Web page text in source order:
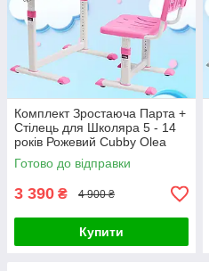
Комплект Зростаюча Парта +
Стілець для Школяра 5 - 14
років Рожевий Cubby Olea
Pink Шкільна стіл-парта
трансформер та стілець
Готово до відправки
3 390 ₴ 4 900 ₴
Купити